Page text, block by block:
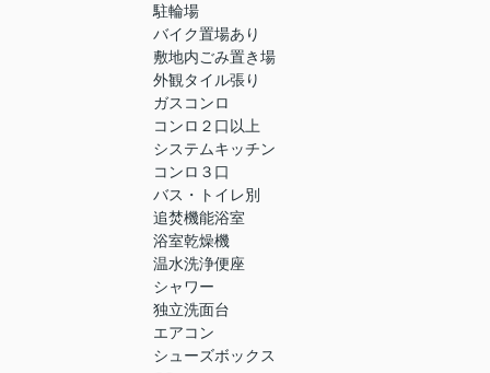
駐輪場
バイク置場あり
敷地内ごみ置き場
外観タイル張り
ガスコンロ
コンロ２口以上
システムキッチン
コンロ３口
バス・トイレ別
追焚機能浴室
浴室乾燥機
温水洗浄便座
シャワー
独立洗面台
エアコン
シューズボックス